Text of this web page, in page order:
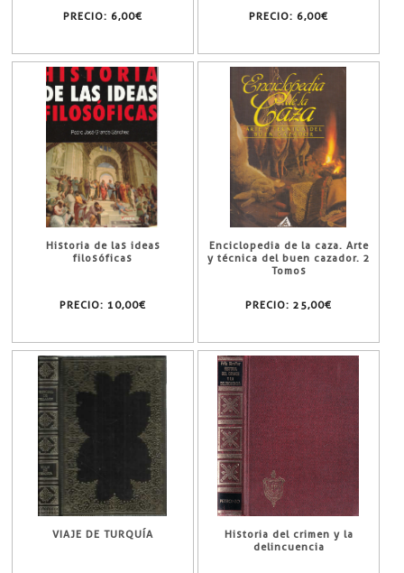
PRECIO: 6,00€ PRECIO: 6,00€
Historia de las ideas
filosóficas
PRECIO: 10,00€
Enciclopedia de la caza. Arte
y técnica del buen cazador. 2
Tomos
PRECIO: 25,00€
VIAJE DE TURQUÍA
Historia del crimen y la
delincuencia